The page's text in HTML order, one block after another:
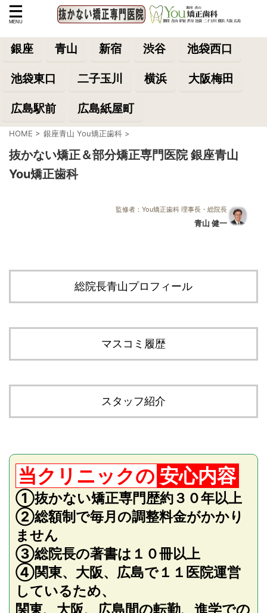
銀座 青山 新宿 渋谷 池袋西口
池袋東口 二子玉川 横浜 大阪梅田
広島駅前 広島紙屋町
HOME > 銀座青山 You矯正歯科 >
抜かない矯正＆部分矯正専門医院 銀座青山
You矯正歯科
監修者：You矯正歯科 理事長・総院長
青山 健一
総院長青山プロフィール
マスコミ履歴
スタッフ紹介
当クリニックの 安心内容
①抜かない矯正専門歴約３０年以上
②総額制で毎月の調整料金がかかり
ません
③総院長の著書は１０冊以上
④関東、大阪、広島で１１医院運営
しているため、
関東、大阪、広島間の転勤、進学での